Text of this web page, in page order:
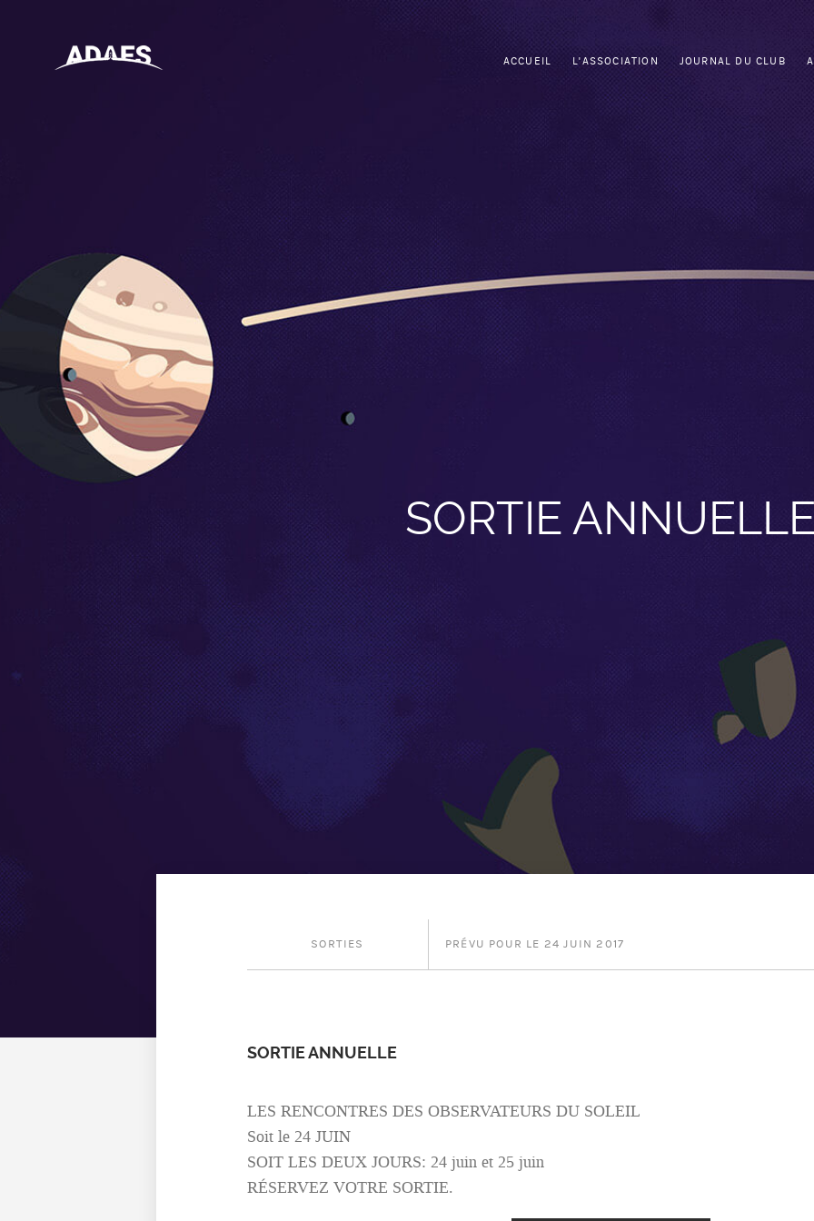
ACCUEIL L'ASSOCIATION JOURNAL DU CLUB
SORTIE
SORTIES PRÉVU POUR LE 24 JUIN 2017
SORTIE ANNUELLE
LES RENCONTRES DES OBSERVATEURS DU SOLEIL
Soit le 24 JUIN
SOIT LES DEUX JOURS: 24 juin et 25 juin
RÉSERVEZ VOTRE SORTIE.